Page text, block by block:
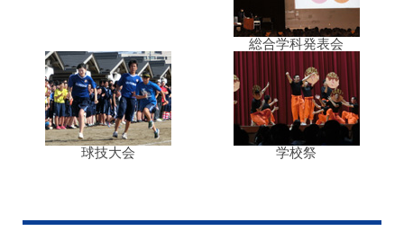
総合学科発表会
球技大会 学校祭